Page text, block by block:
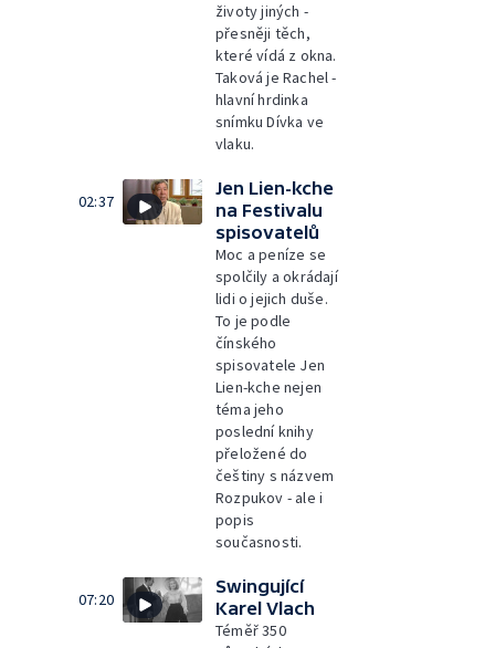
životy jiných -
přesněji těch,
které vídá z okna.
Taková je Rachel -
hlavní hrdinka
snímku Dívka ve
vlaku.
02:37
Jen Lien-kche
na Festivalu
spisovatelů
Moc a peníze se
spolčily a okrádají
lidi o jejich duše.
To je podle
čínského
spisovatele Jen
Lien-kche nejen
téma jeho
poslední knihy
přeložené do
češtiny s názvem
Rozpukov - ale i
popis
současnosti.
07:20
Swingující
Karel Vlach
Téměř 350